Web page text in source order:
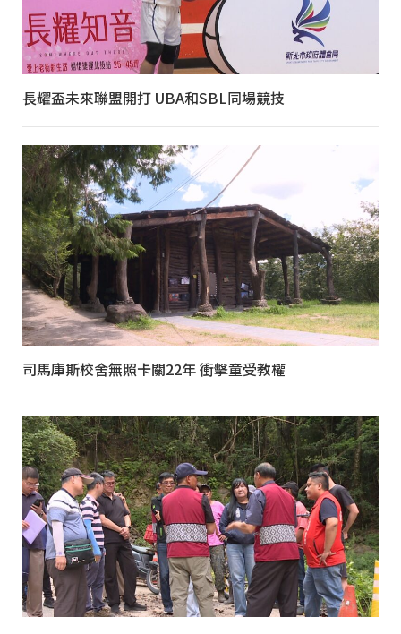
長耀盃未來聯盟開打 UBA和SBL同場競技
司馬庫斯校舍無照卡關22年 衝擊童受教權